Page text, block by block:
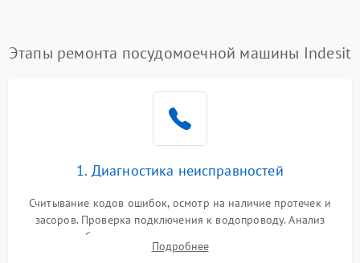
воды
1800 ₽ Подробнее →
Проблемы с
Этапы ремонта посудомоечной машины Indesit
1. Диагностика неисправностей
Считывание кодов ошибок, осмотр на наличие протечек и
засоров. Проверка подключения к водопроводу. Анализ
жалоб на отсутствие слива, нагрева, вращения
разбрызгивателей или срабатывание системы защиты
Подробнее